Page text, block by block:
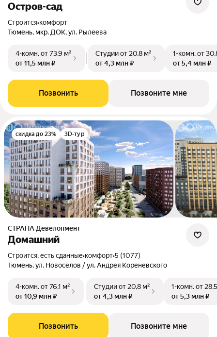
Остров-сад
Строится•комфорт
Тюмень, мкр. ДОК, ул. Рылеева
4-комн.от 73,9 м²
от 11,5 млн ₽
Студииот 20,8 м²
от 4,3 млн ₽
1-комн.от
от 5,4 млн ₽
Позвонить Позвоните мне
скидка до 23% 3D-тур
СТРАНА Девелопмент
Домашний
Строится, есть сданные•комфорт•5 (1077)
Тюмень, ул. Новосёлов / ул. Андрея Кореневского
4-комн.от 76,1 м²
от 10,9 млн ₽
Студииот 20,8 м²
от 4,3 млн ₽
1-комн.от
от 5,3 млн ₽
Позвонить Позвоните мне